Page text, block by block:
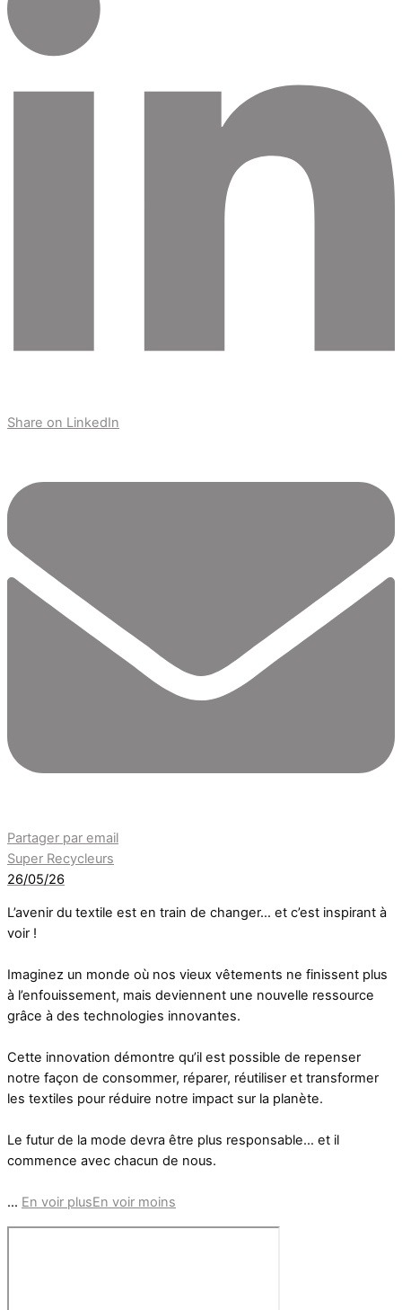
Share on LinkedIn
Partager par email
Super Recycleurs
26/05/26
L’avenir du textile est en train de changer… et c’est inspirant à
voir !
Imaginez un monde où nos vieux vêtements ne finissent plus
à l’enfouissement, mais deviennent une nouvelle ressource
grâce à des technologies innovantes.
Cette innovation démontre qu’il est possible de repenser
notre façon de consommer, réparer, réutiliser et transformer
les textiles pour réduire notre impact sur la planète.
Le futur de la mode devra être plus responsable… et il
commence avec chacun de nous.
... En voir plusEn voir moins